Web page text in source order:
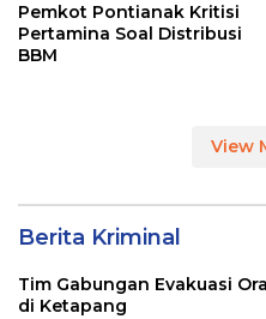
Pemkot Pontianak Kritisi
Pertamina Soal Distribusi
BBM
View
Berita Kriminal
Tim Gabungan Evakuasi
di Ketapang